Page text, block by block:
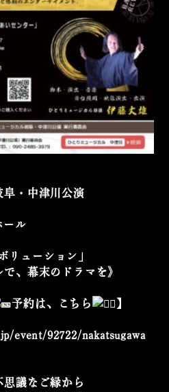
阜・中津川公演
ール
リューション」
、幕末のドラマを》
予約は、こちら
】
event/92722/nakatsugawa
議なご縁から